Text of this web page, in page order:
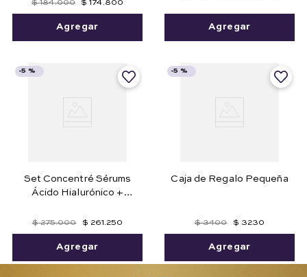
$ 184.000 $ 174.800
Agregar Agregar
Set Concentré Sérums
Ácido Hialurónico +
-5 %
$ 275.000 $ 261.250
Agregar
Caja de Regalo Pequeña
-5 %
$ 3400 $ 3230
Agregar